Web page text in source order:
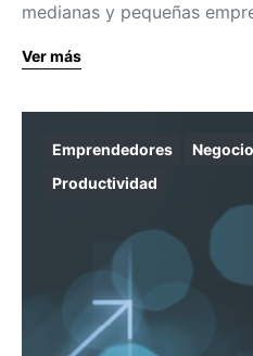
medianas y pequeñas
Ver más
Emprendedores
Productividad